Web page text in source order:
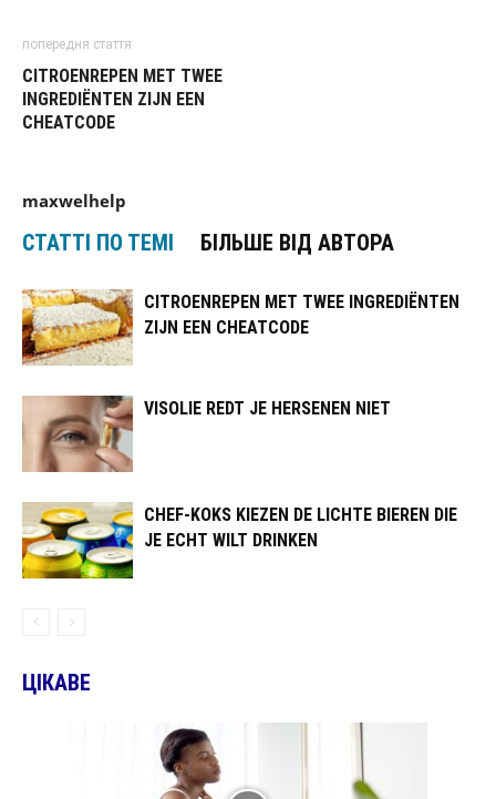
попередня стаття
CITROENREPEN MET TWEE
INGREDIËNTEN ZIJN EEN
CHEATCODE
maxwelhelp
СТАТТІ ПО ТЕМІ БІЛЬШЕ ВІД АВТОРА
CITROENREPEN MET TWEE INGREDIËNTEN
ZIJN EEN CHEATCODE
VISOLIE REDT JE HERSENEN NIET
CHEF-KOKS KIEZEN DE LICHTE BIEREN DIE
JE ECHT WILT DRINKEN
ЦІКАВЕ